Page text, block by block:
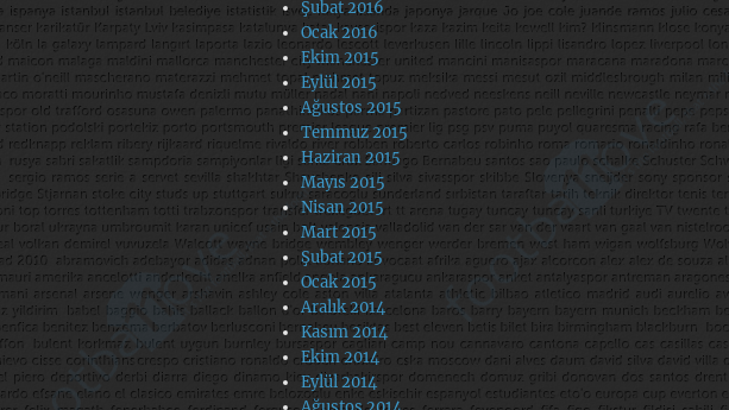
Şubat 2016
Ocak 2016
Ekim 2015
Eylül 2015
Ağustos 2015
Temmuz 2015
Haziran 2015
Mayıs 2015
Nisan 2015
Mart 2015
Şubat 2015
Ocak 2015
Aralık 2014
Kasım 2014
Ekim 2014
Eylül 2014